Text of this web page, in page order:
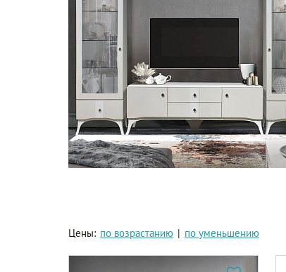
Цены: по возрастанию | по уменьшению